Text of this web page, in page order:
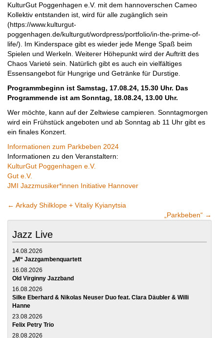
KulturGut Poggenhagen e.V. mit dem hannoverschen Cameo
Kollektiv entstanden ist, wird für alle zugänglich sein
(https://www.kulturgut-
poggenhagen.de/kulturgut/wordpress/portfolio/in-the-prime-of-
life/). Im Kinderspace gibt es wieder jede Menge Spaß beim
Spielen und Werkeln. Weiterer Höhepunkt wird der Auftritt des
Chaos Varieté sein. Natürlich gibt es auch ein vielfältiges
Essensangebot für Hungrige und Getränke für Durstige.
Programmbeginn ist Samstag, 17.08.24, 15.30 Uhr. Das
Programmende ist am Sonntag, 18.08.24, 13.00 Uhr.
Wer möchte, kann auf der Zeltwiese campieren. Sonntagmorgen
wird ein Frühstück angeboten und ab Sonntag ab 11 Uhr gibt es
ein finales Konzert.
Informationen zum Parkbeben 2024
Informationen zu den Veranstaltern:
KulturGut Poggenhagen e.V.
Gut e.V.
JMI Jazzmusiker*innen Initiative Hannover
← Arkady Shilklope + Vitaliy Kyianytsia
„Parkbeben“ →
Jazz Live
14.08.2026
„M“ Jazzgambenquartett
16.08.2026
Old Virginny Jazzband
16.08.2026
Silke Eberhard & Nikolas Neuser Duo feat. Clara Däubler & Willi
Hanne
23.08.2026
Felix Petry Trio
28.08.2026